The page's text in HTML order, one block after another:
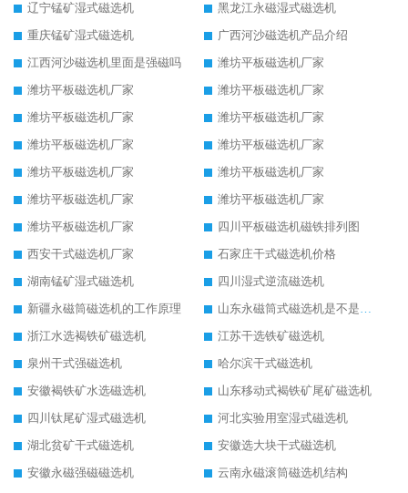
辽宁锰矿湿式磁选机
黑龙江永磁湿式磁选机
重庆锰矿湿式磁选机
广西河沙磁选机产品介绍
江西河沙磁选机里面是强磁吗
潍坊平板磁选机厂家
潍坊平板磁选机厂家
潍坊平板磁选机厂家
潍坊平板磁选机厂家
潍坊平板磁选机厂家
潍坊平板磁选机厂家
潍坊平板磁选机厂家
潍坊平板磁选机厂家
潍坊平板磁选机厂家
潍坊平板磁选机厂家
潍坊平板磁选机厂家
潍坊平板磁选机厂家
四川平板磁选机磁铁排列图
西安干式磁选机厂家
石家庄干式磁选机价格
湖南锰矿湿式磁选机
四川湿式逆流磁选机
新疆永磁筒磁选机的工作原理
山东永磁筒式磁选机是不是强磁
浙江水选褐铁矿磁选机
江苏干选铁矿磁选机
泉州干式强磁选机
哈尔滨干式磁选机
安徽褐铁矿水选磁选机
山东移动式褐铁矿尾矿磁选机
四川钛尾矿湿式磁选机
河北实验用室湿式磁选机
湖北贫矿干式磁选机
安徽选大块干式磁选机
安徽永磁强磁磁选机
云南永磁滚筒磁选机结构